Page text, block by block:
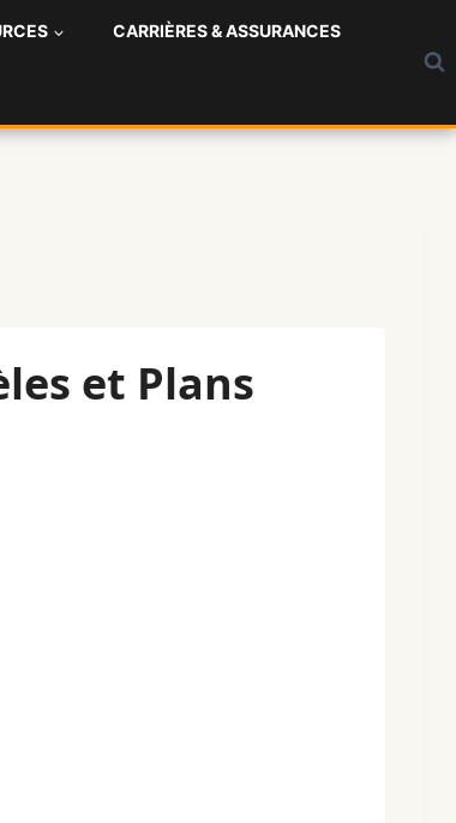
CARRIÈRES & ASSURANCES
et Plans